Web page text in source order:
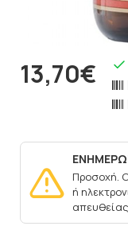
Προσοχή.
ή
13,70€